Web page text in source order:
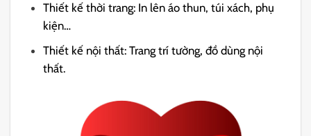
Thiết kế thời trang: In lên áo thun, túi xách, phụ
kiện…
Thiết kế nội thất: Trang trí tường, đồ dùng nội
thất.